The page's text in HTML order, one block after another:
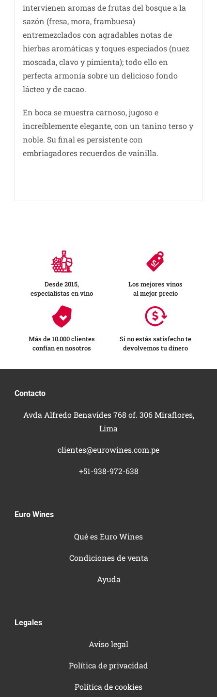
intervienen aromas de frutas del bosque a la
sazón (fresa, mora, frambuesa)
entremezclados con agradables notas de
hierbas aromáticas y toques especiados (nuez
moscada, clavo y pimienta); todo ello en
perfecta armonía sobre un delicioso fondo
lácteo y de cacao.
En boca se muestra carnoso, jugoso e
increíblemente elegante, con un tanino terso y
noble. Su final es persistente con
embriagadores recuerdos de vainilla.
Desde 2015,
especialistas en vino
Los mejores vinos
al mejor precio
Más de 10.000 clientes
confían en nosotros
Si no estás satisfecho te
devolvemos tu dinero
Contacto
Avda Alfredo Benavides 768 of. 306 Miraflores,
Lima
clientes@eurowines.com.pe
+51-938-972-638
Euro Wines
Qué es Euro Wines
Condiciones de venta
Ayuda
Legales
Aviso legal
Política de privacidad
Política de cookies